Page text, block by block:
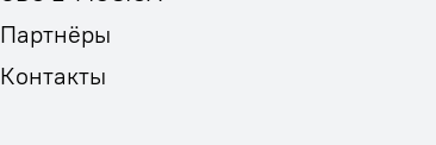
Партнёры
Контакты